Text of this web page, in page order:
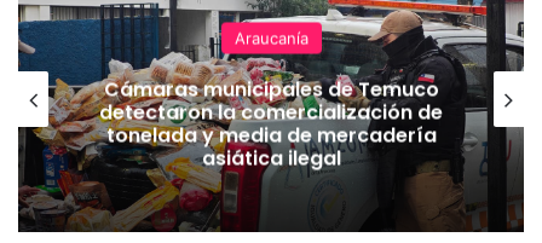
Araucanía
Cámaras municipales de Temuco
detectaron la comercialización de
tonelada y media de mercadería
asiática ilegal